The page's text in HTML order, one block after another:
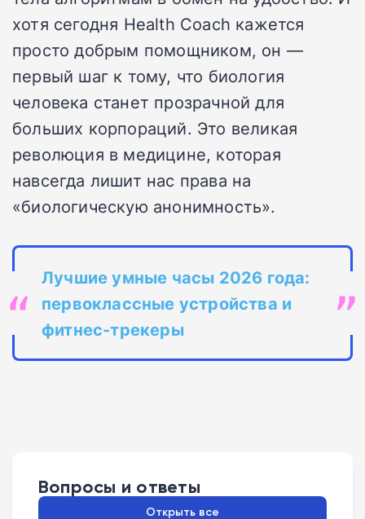
хотя сегодня Health Coach кажется
просто добрым помощником, он —
первый шаг к тому, что биология
человека станет прозрачной для
больших корпораций. Это великая
революция в медицине, которая
навсегда лишит нас права на
«биологическую анонимность».
Лучшие умные часы 2026 года:
первоклассные устройства и
фитнес-трекеры
Вопросы и ответы
Открыть все